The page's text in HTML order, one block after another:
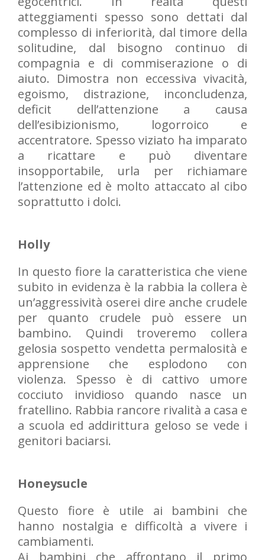
atteggiamenti spesso sono dettati dal
complesso di inferiorità, dal timore della
solitudine, dal bisogno continuo di
compagnia e di commiserazione o di
aiuto. Dimostra non eccessiva vivacità,
egoismo, distrazione, inconcludenza,
deficit dell’attenzione a causa
dell’esibizionismo, logorroico e
accentratore. Spesso viziato ha imparato
a ricattare e può diventare
insopportabile, urla per richiamare
l’attenzione ed è molto attaccato al cibo
soprattutto i dolci.
Holly
In questo fiore la caratteristica che viene
subito in evidenza è la rabbia la collera è
un’aggressività oserei dire anche crudele
per quanto crudele può essere un
bambino. Quindi troveremo collera
gelosia sospetto vendetta permalosità e
apprensione che esplodono con
violenza. Spesso è di cattivo umore
cocciuto invidioso quando nasce un
fratellino. Rabbia rancore rivalità a casa e
a scuola ed addirittura geloso se vede i
genitori baciarsi.
Honeysucle
Questo fiore è utile ai bambini che
hanno nostalgia e difficoltà a vivere i
cambiamenti.
Ai bambini che affrontano il primo